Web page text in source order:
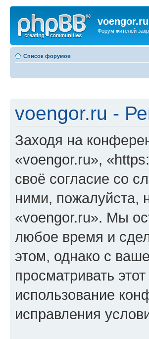
voengor.ru
Форум жителей
Список форумов
voengor.ru -
Заходя на
«voengor.ru»,
своё согласие со
ними, пожалуйста,
«voengor.ru». Мы
любое время и
этом, однако с
просматривать
использование
исправления